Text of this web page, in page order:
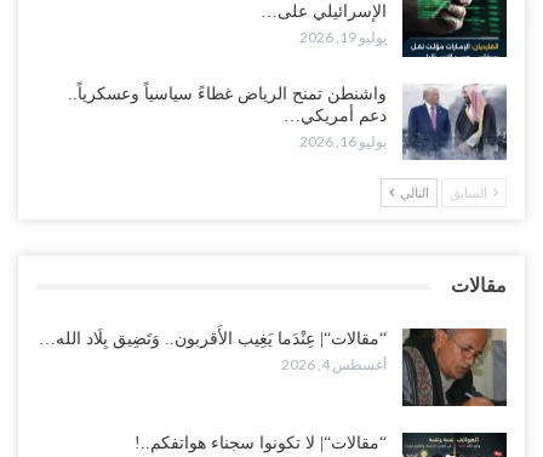
مع تصاعد الخلافات داخل “الرئاسي”.. أعضاء المجلس ينقلبون على
أغسطس 3, 2026
العطش وغياب الغاز يفاقمان مأساة الأهالي بعدن.. مدينة تغرق في دوامة
الانهيار الخدمي..!
أغسطس 3, 2026
الإسرائيلي على…
يوليو 19, 2026
واشنطن تمنح الرياض غطاءً سياسياً وعسكرياً..
دعم أمريكي…
يوليو 16, 2026
السابق التالي
مقالات
“مقالات“| عِنْدَما يَغِيب الأَقربون.. وَتَضِيق بِلَاد الله…
أغسطس 4, 2026
“مقالات“| لا تكونوا سجناء هواتفكم..!